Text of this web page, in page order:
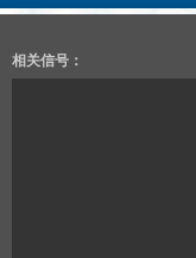
相关信号：